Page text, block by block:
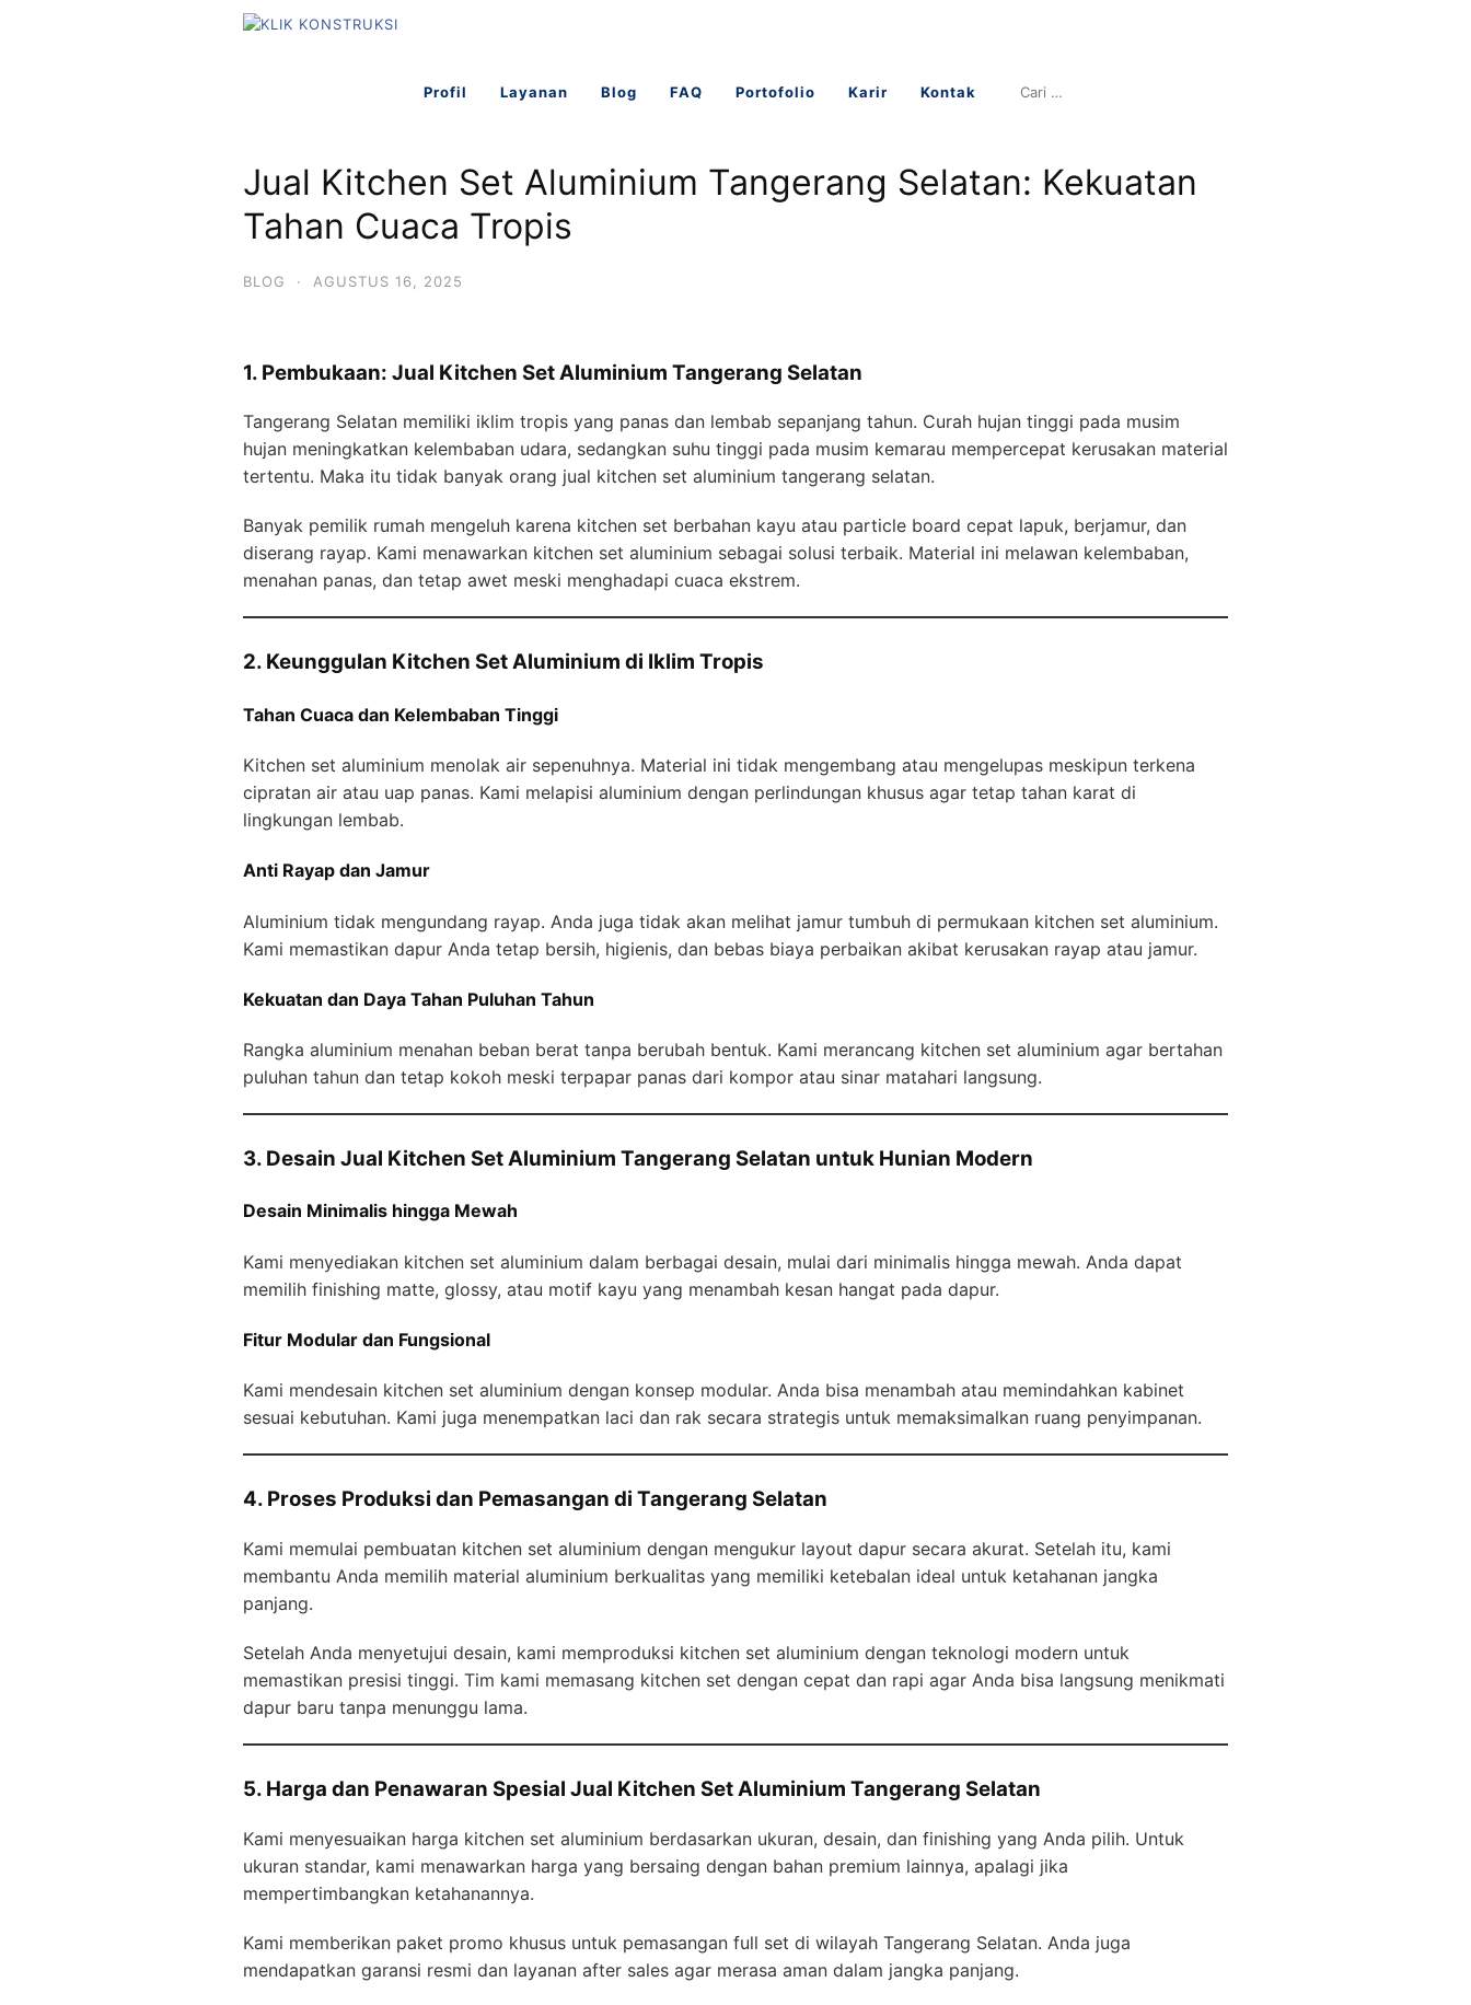
Profil Layanan Blog FAQ Portofolio Karir Kontak
Jual Kitchen Set Aluminium Tangerang Selatan: Kekuatan
Tahan Cuaca Tropis
BLOG · AGUSTUS 16, 2025
1. Pembukaan: Jual Kitchen Set Aluminium Tangerang Selatan
Tangerang Selatan memiliki iklim tropis yang panas dan lembab sepanjang tahun. Curah hujan tinggi pada musim
hujan meningkatkan kelembaban udara, sedangkan suhu tinggi pada musim kemarau mempercepat kerusakan material
tertentu. Maka itu tidak banyak orang jual kitchen set aluminium tangerang selatan.
Banyak pemilik rumah mengeluh karena kitchen set berbahan kayu atau particle board cepat lapuk, berjamur, dan
diserang rayap. Kami menawarkan kitchen set aluminium sebagai solusi terbaik. Material ini melawan kelembaban,
menahan panas, dan tetap awet meski menghadapi cuaca ekstrem.
2. Keunggulan Kitchen Set Aluminium di Iklim Tropis
Tahan Cuaca dan Kelembaban Tinggi
Kitchen set aluminium menolak air sepenuhnya. Material ini tidak mengembang atau mengelupas meskipun terkena
cipratan air atau uap panas. Kami melapisi aluminium dengan perlindungan khusus agar tetap tahan karat di
lingkungan lembab.
Anti Rayap dan Jamur
Aluminium tidak mengundang rayap. Anda juga tidak akan melihat jamur tumbuh di permukaan kitchen set aluminium.
Kami memastikan dapur Anda tetap bersih, higienis, dan bebas biaya perbaikan akibat kerusakan rayap atau jamur.
Kekuatan dan Daya Tahan Puluhan Tahun
Rangka aluminium menahan beban berat tanpa berubah bentuk. Kami merancang kitchen set aluminium agar bertahan
puluhan tahun dan tetap kokoh meski terpapar panas dari kompor atau sinar matahari langsung.
3. Desain Jual Kitchen Set Aluminium Tangerang Selatan untuk Hunian Modern
Desain Minimalis hingga Mewah
Kami menyediakan kitchen set aluminium dalam berbagai desain, mulai dari minimalis hingga mewah. Anda dapat
memilih finishing matte, glossy, atau motif kayu yang menambah kesan hangat pada dapur.
Fitur Modular dan Fungsional
Kami mendesain kitchen set aluminium dengan konsep modular. Anda bisa menambah atau memindahkan kabinet
sesuai kebutuhan. Kami juga menempatkan laci dan rak secara strategis untuk memaksimalkan ruang penyimpanan.
4. Proses Produksi dan Pemasangan di Tangerang Selatan
Kami memulai pembuatan kitchen set aluminium dengan mengukur layout dapur secara akurat. Setelah itu, kami
membantu Anda memilih material aluminium berkualitas yang memiliki ketebalan ideal untuk ketahanan jangka
panjang.
Setelah Anda menyetujui desain, kami memproduksi kitchen set aluminium dengan teknologi modern untuk
memastikan presisi tinggi. Tim kami memasang kitchen set dengan cepat dan rapi agar Anda bisa langsung menikmati
dapur baru tanpa menunggu lama.
5. Harga dan Penawaran Spesial Jual Kitchen Set Aluminium Tangerang Selatan
Kami menyesuaikan harga kitchen set aluminium berdasarkan ukuran, desain, dan finishing yang Anda pilih. Untuk
ukuran standar, kami menawarkan harga yang bersaing dengan bahan premium lainnya, apalagi jika
mempertimbangkan ketahanannya.
Kami memberikan paket promo khusus untuk pemasangan full set di wilayah Tangerang Selatan. Anda juga
mendapatkan garansi resmi dan layanan after sales agar merasa aman dalam jangka panjang.